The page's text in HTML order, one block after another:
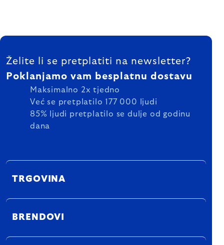
FOOTER
Želite li se pretplatiti na newsletter?
Poklanjamo vam besplatnu dostavu
Maksimalno 2x tjedno
Već se pretplatilo 177 000 ljudi
85% ljudi pretplatilo se dulje od godinu
dana
TRGOVINA
BRENDOVI